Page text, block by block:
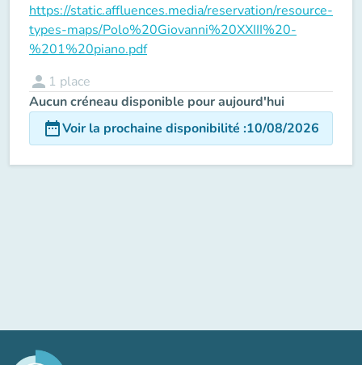
https://static.affluences.media/reservation/resource-
types-maps/Polo%20Giovanni%20XXIII%20-
%201%20piano.pdf
person 1 place
Aucun créneau disponible pour aujourd'hui
date_rangeVoir la prochaine disponibilité :10/08/2026